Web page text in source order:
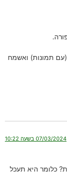
תמונות) ואשמח
07/03/2024 בשעה 10:22
כלומר היא תעכל